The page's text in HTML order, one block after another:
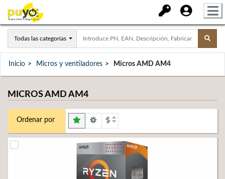
Todas las categorías
Inicio Micros y ventiladores Micros AMD AM4
MICROS AMD AM4
Ordenar por